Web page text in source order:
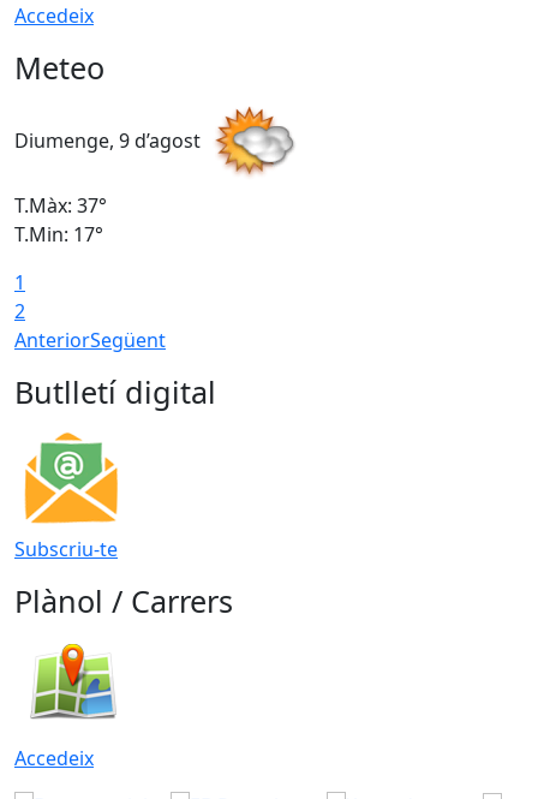
Accedeix
Meteo
Diumenge, 9 d’agost
T.Màx: 37°
T.Min: 17°
1
2
AnteriorSegüent
Butlletí digital
Subscriu-te
Plànol / Carrers
Accedeix